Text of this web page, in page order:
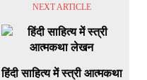
NEXT ARTICLE
हिंदी साहित्य में स्त्री आत्मकथा